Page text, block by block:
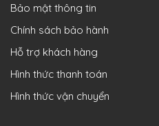
Bảo mật thông tin
Chính sách bảo hành
Hỗ trợ khách hàng
Hình thức thanh toán
Hình thức vận chuyển